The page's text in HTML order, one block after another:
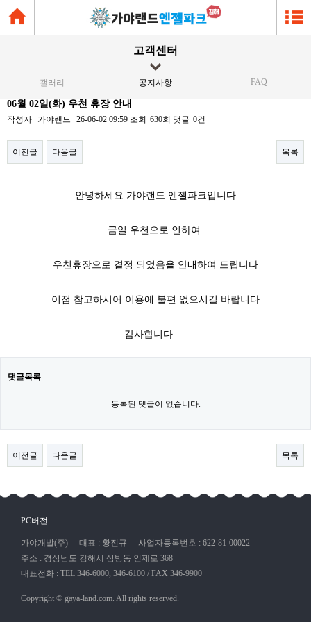
고객센터
갤러리 공지사항 FAQ
06월 02일(화) 우천 휴장 안내
작성자 가야랜드 26-06-02 09:59 조회 630회 댓글 0건
이전글 다음글 목록
안녕하세요 가야랜드 엔젤파크입니다
금일 우천으로 인하여
우천휴장으로 결정 되었음을 안내하여 드립니다
이점 참고하시어 이용에 불편 없으시길 바랍니다
감사합니다​
댓글목록
등록된 댓글이 없습니다.
이전글 다음글 목록
PC버전
가야개발(주) 대표 : 황진규
사업자등록번호 : 622-81-00022
주소 : 경상남도 김해시 삼방동 인제로 368
대표전화 : TEL 346-6000, 346-6100 / FAX 346-9900
Copyright © gaya-land.com. All rights reserved.